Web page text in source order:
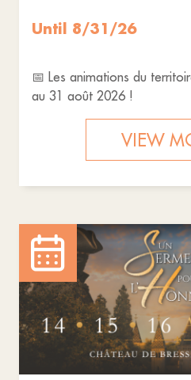
Until 8/31/26
📅 Les animations du
au 31 août 2026 !
VIEW